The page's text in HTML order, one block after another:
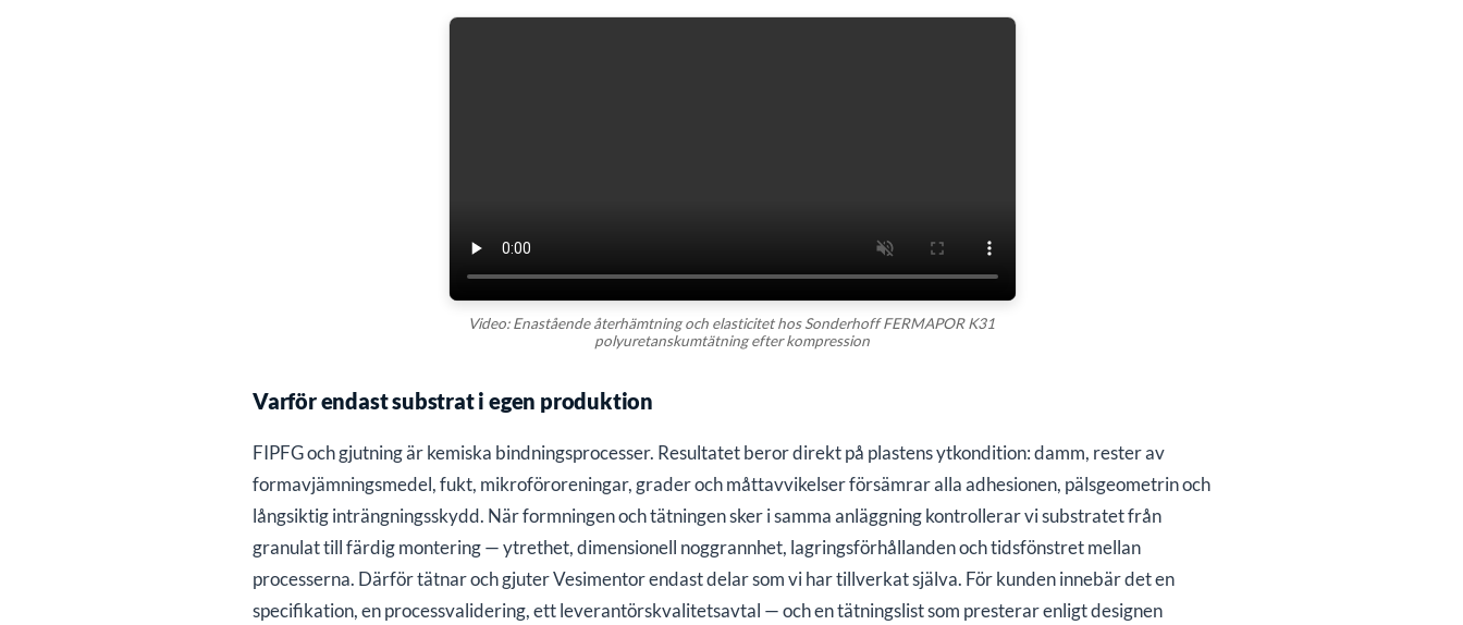
Video: Enastående återhämtning och elasticitet hos Sonderhoff FERMAPOR K31
polyuretanskumtätning efter kompression
Varför endast substrat i egen produktion
FIPFG och gjutning är kemiska bindningsprocesser. Resultatet beror direkt på plastens ytkondition: damm, rester av
formavjämningsmedel, fukt, mikroföroreningar, grader och måttavvikelser försämrar alla adhesionen, pälsgeometrin och
långsiktig inträngningsskydd. När formningen och tätningen sker i samma anläggning kontrollerar vi substratet från
granulat till färdig montering — ytrethet, dimensionell noggrannhet, lagringsförhållanden och tidsfönstret mellan
processerna. Därför tätnar och gjuter Vesimentor endast delar som vi har tillverkat själva. För kunden innebär det en
specifikation, en processvalidering, ett leverantörskvalitetsavtal — och en tätningslist som presterar enligt designen